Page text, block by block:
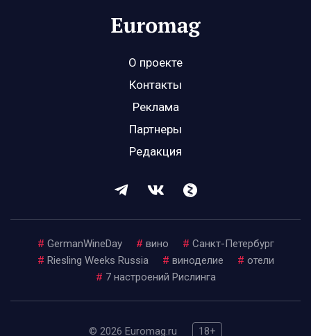
О проекте
Контакты
Реклама
Партнеры
Редакция
# GermanWineDay # вино # Санкт-Петербург
# Riesling Weeks Russia # виноделие # отели
# 7 настроений Рислинга
© 2026 Euromag.ru 18+